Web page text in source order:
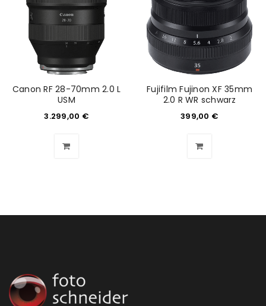
Benutzername oder E-Mail-Adresse
Passwort*
REGISTRIEREN
Canon RF 28-70mm 2.0 L
USM
3.299,00 €
Fujifilm Fujinon XF 35mm
2.0 R WR schwarz
399,00 €